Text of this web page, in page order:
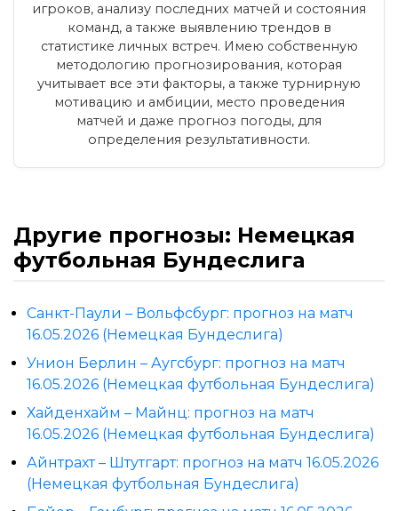
игроков, анализу последних матчей и состояния
команд, а также выявлению трендов в
статистике личных встреч. Имею собственную
методологию прогнозирования, которая
учитывает все эти факторы, а также турнирную
мотивацию и амбиции, место проведения
матчей и даже прогноз погоды, для
определения результативности.
Другие прогнозы: Немецкая
футбольная Бундеслига
Санкт-Паули – Вольфсбург: прогноз на матч
16.05.2026 (Немецкая Бундеслига)
Унион Берлин – Аугсбург: прогноз на матч
16.05.2026 (Немецкая футбольная Бундеслига)
Хайденхайм – Майнц: прогноз на матч
16.05.2026 (Немецкая футбольная Бундеслига)
Айнтрахт – Штутгарт: прогноз на матч 16.05.2026
(Немецкая футбольная Бундеслига)